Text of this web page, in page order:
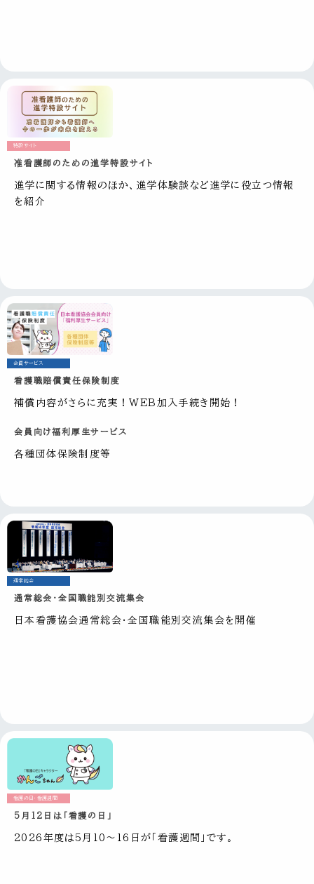
特設サイト
准看護師のための進学特設サイト
進学に関する情報のほか、進学体験談など進学に役立つ情報
を紹介
会員サービス
看護職賠償責任保険制度
補償内容がさらに充実！WEB加入手続き開始！
会員向け福利厚生サービス
各種団体保険制度等
通常総会
通常総会・全国職能別交流集会
日本看護協会通常総会・全国職能別交流集会を開催
看護の日・看護週間
5月12日は「看護の日」
2026年度は5月10～16日が「看護週間」です。